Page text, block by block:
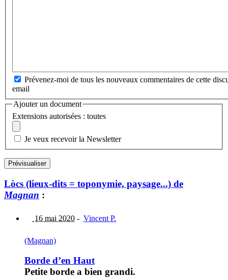
Prévenez-moi de tous les nouveaux commentaires de cette
email
Ajouter un document
Extensions autorisées : toutes
Je veux recevoir la Newsletter
Lòcs (lieux-dits = toponymie, paysage...) de
Magnan :
16 mai 2020 - Vincent P.
(Magnan)
Borde d’en Haut
Petite borde a bien grandi.